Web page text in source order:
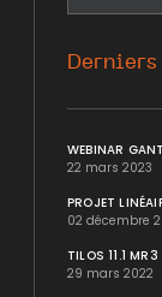
WEBINAR
22 mars 2023
PROJET
02 décembre
TILOS 11.1
29 mars 2022